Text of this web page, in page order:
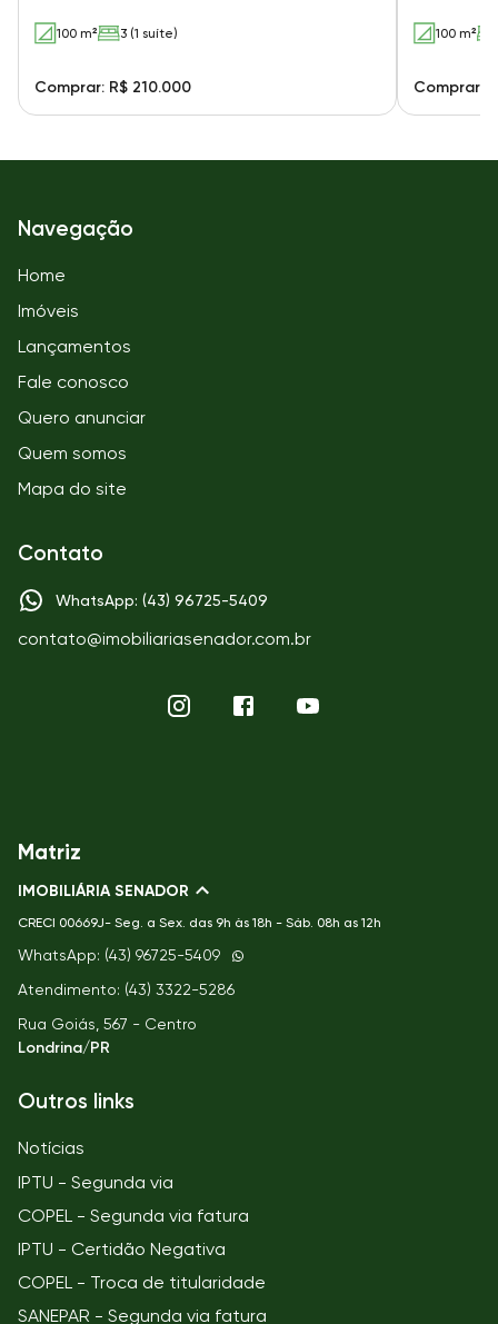
100 m² 3 (1 suíte)
Comprar: R$ 210.000
100 m²
Comprar:
Navegação
Home
Imóveis
Lançamentos
Fale conosco
Quero anunciar
Quem somos
Mapa do site
Contato
WhatsApp: (43) 96725-5409
contato@imobiliariasenador.com.br
Matriz
IMOBILIÁRIA SENADOR
CRECI 00669J- Seg. a Sex. das 9h às 18h - Sáb. 08h as 12h
WhatsApp: (43) 96725-5409
Atendimento: (43) 3322-5286
Rua Goiás, 567 - Centro
Londrina/PR
Outros links
Notícias
IPTU - Segunda via
COPEL - Segunda via fatura
IPTU - Certidão Negativa
COPEL - Troca de titularidade
SANEPAR - Segunda via fatura